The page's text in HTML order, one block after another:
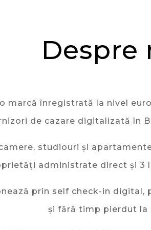
Despre
marcă înregistrată la nivel
de cazare digitalizată în
studiouri și
administrate direct și 3
prin self check-in digital,
și fără timp pierdut la